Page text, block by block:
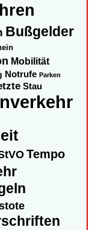
Bußgelder
Mobilität
Notrufe Parken
Stau
Tempo